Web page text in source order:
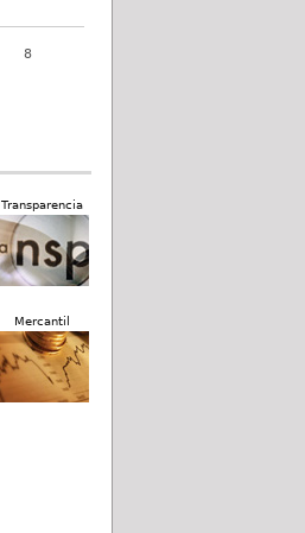
8
Transparencia
Mercantil